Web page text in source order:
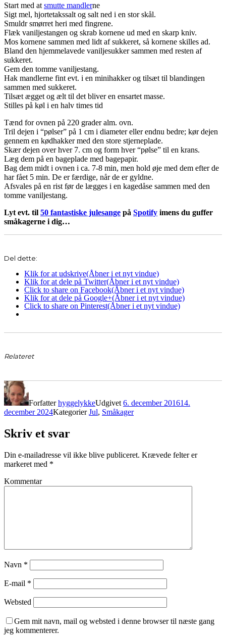
Start med at smutte mandlerne
Sigt mel, hjortetakssalt og salt ned i en stor skål.
Smuldr smørret heri med fingrene.
Flæk vaniljestangen og skrab kornene ud med en skarp kniv.
Mos kornene sammen med lidt af sukkeret, så kornene skilles ad.
Bland den hjemmelavede vaniljesukker sammen med resten af
sukkeret.
Gem den tomme vaniljestang.
Hak mandlerne fint evt. i en minihakker og tilsæt til blandingen
sammen med sukkeret.
Tilsæt ægget og ælt til det bliver en ensartet masse.
Stilles på køl i en halv times tid
Tænd for ovnen på 220 grader alm. ovn.
Tril dejen i “pølser” på 1 cm i diameter eller endnu bedre; kør dejen
gennem en kødhakker med den store stjerneplade.
Skær dejen over hver 7. cm og form hver “pølse” til en krans.
Læg dem på en bageplade med bagepapir.
Bag dem midt i ovnen i ca. 7-8 min, men hold øje med dem efter de
har fået 5 min. De er færdige, når de er gyldne.
Afsvales på en rist før de lægges i en kagedåse sammen med den
tomme vaniljestang.
Lyt evt. til 50 fantastiske julesange på Spotify imens du guffer
småkagerne i dig…
Del dette:
Klik for at udskrive(Åbner i et nyt vindue)
Klik for at dele på Twitter(Åbner i et nyt vindue)
Click to share on Facebook(Åbner i et nyt vindue)
Klik for at dele på Google+(Åbner i et nyt vindue)
Click to share on Pinterest(Åbner i et nyt vindue)
Relateret
ForfatterhyggelykkeUdgivet 6. december 201614.
december 2024KategorierJul, Småkager
Skriv et svar
Din e-mailadresse vil ikke blive publiceret. Krævede felter er
markeret med *
Kommentar
Navn *
E-mail *
Websted
Gem mit navn, mail og websted i denne browser til næste gang
jeg kommenterer.